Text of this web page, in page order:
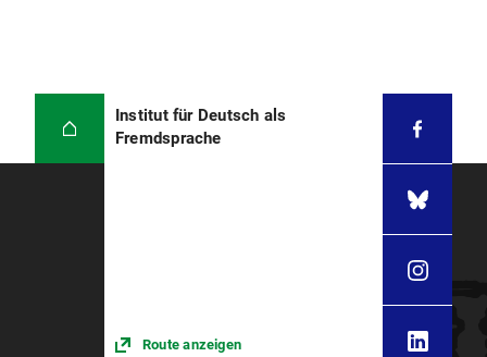
Institut für Deutsch als
Fremdsprache
Route anzeigen